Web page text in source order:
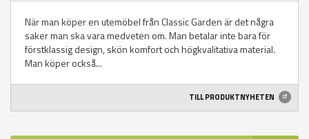
När man köper en utemöbel från Classic Garden är det några
saker man ska vara medveten om. Man betalar inte bara för
förstklassig design, skön komfort och högkvalitativa material.
Man köper också...
TILL PRODUKTNYHETEN